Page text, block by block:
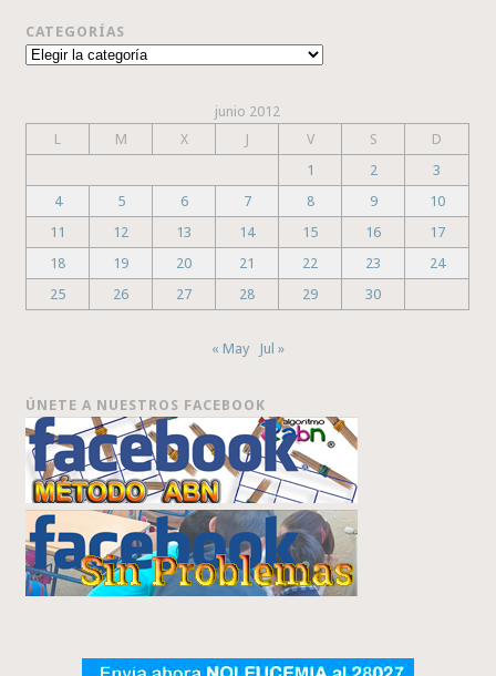
CATEGORÍAS
Categorías
junio 2012
L
M X J V S
D
1
2
3
4
5 6 7 8 9
10
11
12 13 14 15 16
17
18
19 20 21 22 23
24
25
26 27 28 29 30
« May Jul »
ÚNETE A NUESTROS FACEBOOK